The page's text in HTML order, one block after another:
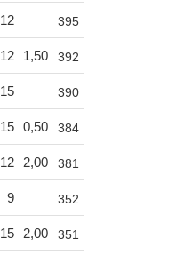
12 395
12 1,50 392
15 390
15 0,50 384
12 2,00 381
9 352
15 2,00 351